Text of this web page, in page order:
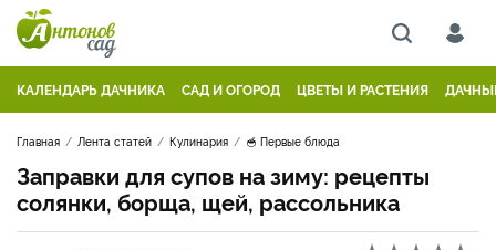
КАЛЕНДАРЬ ДАЧНИКА САД И ОГОРОД ЦВЕТЫ И РАСТЕНИЯ
Главная Лента статей Кулинария 🥣 Первые блюда
Заправки для супов на зиму: рецепты
солянки, борща, щей, рассольника